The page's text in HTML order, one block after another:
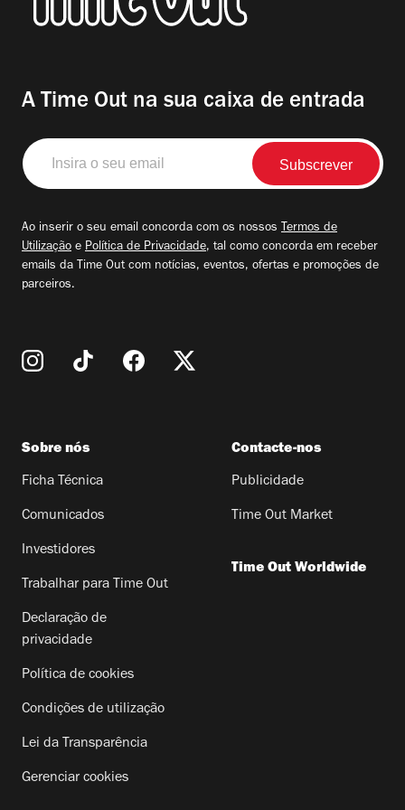
A Time Out na sua caixa de entrada
Insira
o
seu
Ao inserir o seu email concorda com os nossos Termos de
Utilização e Política de Privacidade, tal como concorda em receber
emails da Time Out com notícias, eventos, ofertas e promoções de
parceiros.
Sobre nós
Ficha Técnica
Comunicados
Investidores
Trabalhar para Time Out
Declaração de
privacidade
Política de cookies
Condições de utilização
Lei da Transparência
Gerenciar cookies
Contacte-nos
Publicidade
Time Out Market
Time Out Worldwide